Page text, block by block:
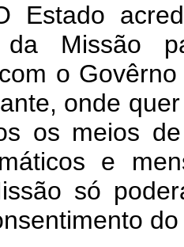
da Missão
o
onde
os meios
e
só